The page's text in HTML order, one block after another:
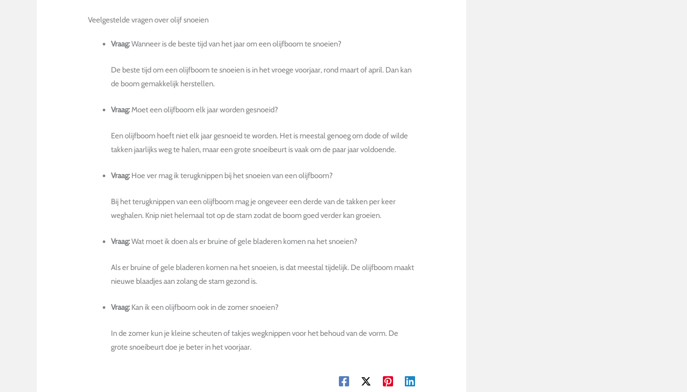
Veelgestelde vragen over olijf snoeien
Vraag:Wanneer is de beste tijd van het jaar om een olijfboom te snoeien?
De beste tijd om een olijfboom te snoeien is in het vroege voorjaar, rond maart of april. Dan kan
de boom gemakkelijk herstellen.
Vraag:Moet een olijfboom elk jaar worden gesnoeid?
Een olijfboom hoeft niet elk jaar gesnoeid te worden. Het is meestal genoeg om dode of wilde
takken jaarlijks weg te halen, maar een grote snoeibeurt is vaak om de paar jaar voldoende.
Vraag: Hoe ver mag ik terugknippen bij het snoeien van een olijfboom?
Bij het terugknippen van een olijfboom mag je ongeveer een derde van de takken per keer
weghalen. Knip niet helemaal tot op de stam zodat de boom goed verder kan groeien.
Vraag:Wat moet ik doen als er bruine of gele bladeren komen na het snoeien?
Als er bruine of gele bladeren komen na het snoeien, is dat meestal tijdelijk. De olijfboom maakt
nieuwe blaadjes aan zolang de stam gezond is.
Vraag: Kan ik een olijfboom ook in de zomer snoeien?
In de zomer kun je kleine scheuten of takjes wegknippen voor het behoud van de vorm. De
grote snoeibeurt doe je beter in het voorjaar.